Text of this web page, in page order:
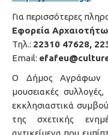
Για περισσότερες
Εφορεία
Τηλ.: 22310 47628,
Email:
Ο Δήμος Αγράφων
μουσειακές
εκκλησιαστικά
της σχετικής
αντικείμενα που